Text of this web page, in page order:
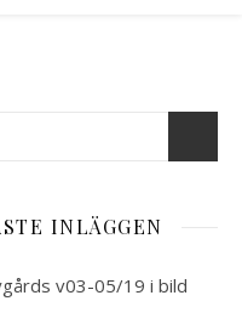
INLÄGGEN
v03-05/19 i bild